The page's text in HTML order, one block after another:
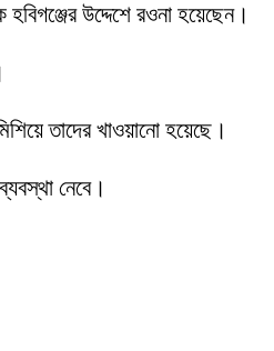
উদ্দেশে রওনা হয়েছেন।
তাদের খাওয়ানো হয়েছে।
নেবে।